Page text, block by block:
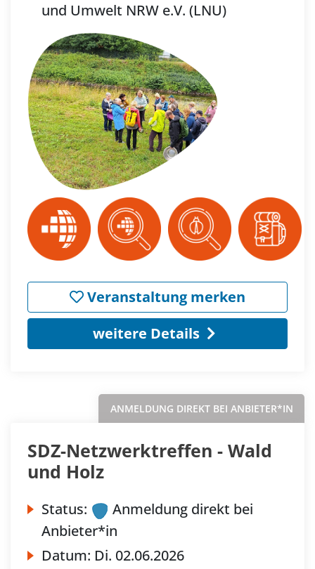
und Umwelt NRW e.V. (LNU)
Veranstaltung merken
weitere Details
ANMELDUNG DIREKT BEI ANBIETER*IN
SDZ-Netzwerktreffen - Wald
und Holz
Status:
Anmeldung direkt bei
Anbieter*in
Datum: Di. 02.06.2026